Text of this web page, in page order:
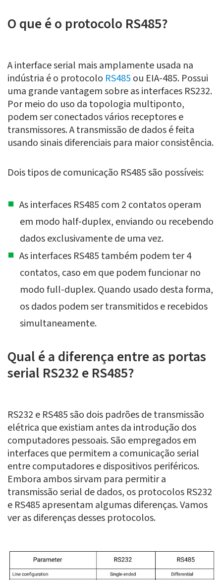
O que é o protocolo RS485?
A interface serial mais amplamente usada na
indústria é o protocolo RS485 ou EIA-485. Possui
uma grande vantagem sobre as interfaces RS232.
Por meio do uso da topologia multiponto,
podem ser conectados vários receptores e
transmissores. A transmissão de dados é feita
usando sinais diferenciais para maior consistência.
Dois tipos de comunicação RS485 são possíveis:
As interfaces RS485 com 2 contatos operam
em modo half-duplex, enviando ou recebendo
dados exclusivamente de uma vez.
As interfaces RS485 também podem ter 4
contatos, caso em que podem funcionar no
modo full-duplex. Quando usado desta forma,
os dados podem ser transmitidos e recebidos
simultaneamente.
Qual é a diferença entre as portas
serial RS232 e RS485?
RS232 e RS485 são dois padrões de transmissão
elétrica que existiam antes da introdução dos
computadores pessoais. São empregados em
interfaces que permitem a comunicação serial
entre computadores e dispositivos periféricos.
Embora ambos sirvam para permitir a
transmissão serial de dados, os protocolos RS232
e RS485 apresentam algumas diferenças. Vamos
ver as diferenças desses protocolos.